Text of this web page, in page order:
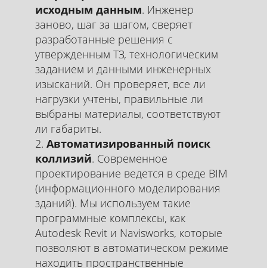
исходным данным. Инженер
заново, шаг за шагом, сверяет
разработанные решения с
утвержденным ТЗ, технологическим
заданием и данными инженерных
изысканий. Он проверяет, все ли
нагрузки учтены, правильные ли
выбраны материалы, соответствуют
ли габариты.
Автоматизированный поиск
коллизий. Современное
проектирование ведется в среде BIM
(информационного моделирования
зданий). Мы используем такие
программные комплексы, как
Autodesk Revit и Navisworks, которые
позволяют в автоматическом режиме
находить пространственные